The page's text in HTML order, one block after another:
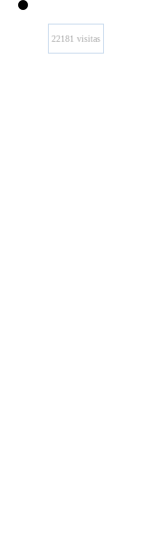
22181 visitas